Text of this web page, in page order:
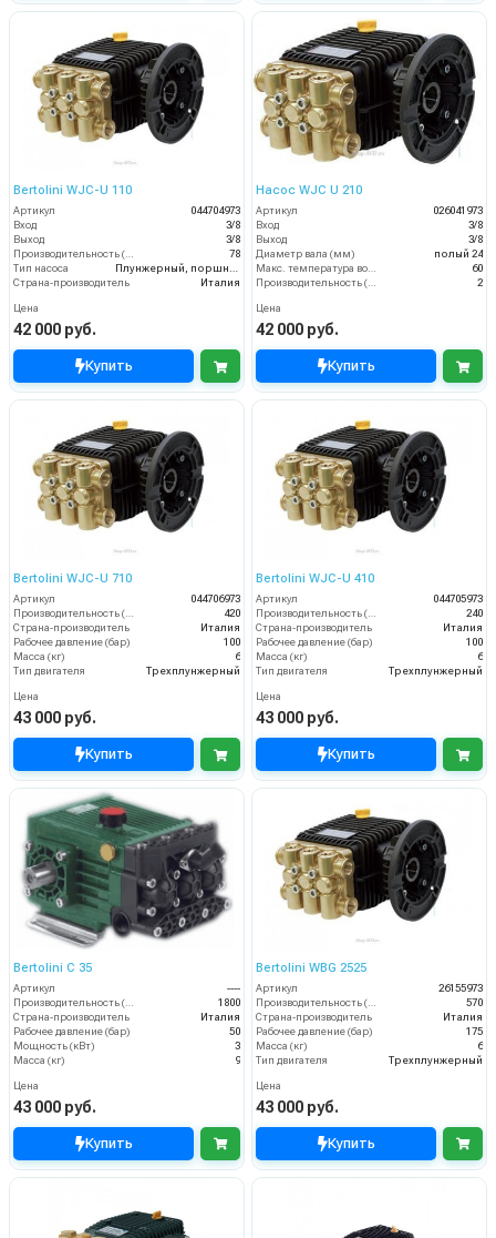
Bertolini WJC-U 110
Артикул
044704973
Вход
3/8
Выход
3/8
Производительность (л/ч)
78
Тип насоса
Плунжерный, поршневой
Страна-производитель
Италия
Цена
42 000 руб.
Купить
Насос WJC U 210
Артикул
026041973
Вход
3/8
Выход
3/8
Диаметр вала (мм)
полый 24
Макс. температура воды (°C)
60
Производительность (л/мин)
2
Цена
42 000 руб.
Купить
Bertolini WJC-U 710
Артикул
044706973
Производительность (л/ч)
420
Страна-производитель
Италия
Рабочее давление (бар)
100
Масса (кг)
6
Тип двигателя
Трехплунжерный
Цена
43 000 руб.
Купить
Bertolini WJC-U 410
Артикул
044705973
Производительность (л/ч)
240
Страна-производитель
Италия
Рабочее давление (бар)
100
Масса (кг)
6
Тип двигателя
Трехплунжерный
Цена
43 000 руб.
Купить
Bertolini С 35
Артикул
----
1800
Страна-производитель
Италия
Рабочее давление (бар)
50
Мощность (кВт)
3
Масса (кг)
9
Цена
43 000 руб.
Купить
Bertolini WBG 2525
Артикул
26155973
570
Страна-производитель
Италия
Рабочее давление (бар)
175
Масса (кг)
6
Тип двигателя
Трехплунжерный
Цена
43 000 руб.
Купить